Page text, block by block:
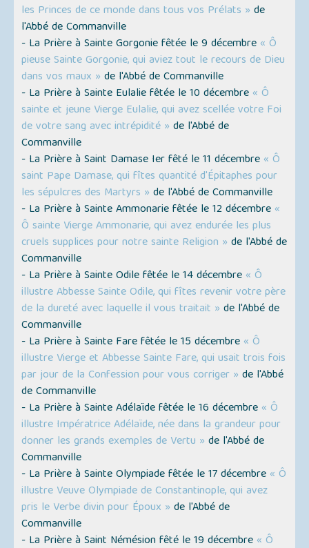
les Princes de ce monde dans tous vos Prélats » de
l'Abbé de Commanville
- La Prière à Sainte Gorgonie fêtée le 9 décembre « Ô
pieuse Sainte Gorgonie, qui aviez tout le recours de Dieu
dans vos maux » de l'Abbé de Commanville
- La Prière à Sainte Eulalie fêtée le 10 décembre « Ô
sainte et jeune Vierge Eulalie, qui avez scellée votre Foi
de votre sang avec intrépidité » de l'Abbé de
Commanville
- La Prière à Saint Damase Ier fêté le 11 décembre « Ô
saint Pape Damase, qui fîtes quantité d'Épitaphes pour
les sépulcres des Martyrs » de l'Abbé de Commanville
- La Prière à Sainte Ammonarie fêtée le 12 décembre «
Ô sainte Vierge Ammonarie, qui avez endurée les plus
cruels supplices pour notre sainte Religion » de l'Abbé de
Commanville
- La Prière à Sainte Odile fêtée le 14 décembre « Ô
illustre Abbesse Sainte Odile, qui fîtes revenir votre père
de la dureté avec laquelle il vous traitait » de l'Abbé de
Commanville
- La Prière à Sainte Fare fêtée le 15 décembre « Ô
illustre Vierge et Abbesse Sainte Fare, qui usait trois fois
par jour de la Confession pour vous corriger » de l'Abbé
de Commanville
- La Prière à Sainte Adélaïde fêtée le 16 décembre « Ô
illustre Impératrice Adélaïde, née dans la grandeur pour
donner les grands exemples de Vertu » de l'Abbé de
Commanville
- La Prière à Sainte Olympiade fêtée le 17 décembre « Ô
illustre Veuve Olympiade de Constantinople, qui avez
pris le Verbe divin pour Époux » de l'Abbé de
Commanville
- La Prière à Saint Némésion fêté le 19 décembre « Ô